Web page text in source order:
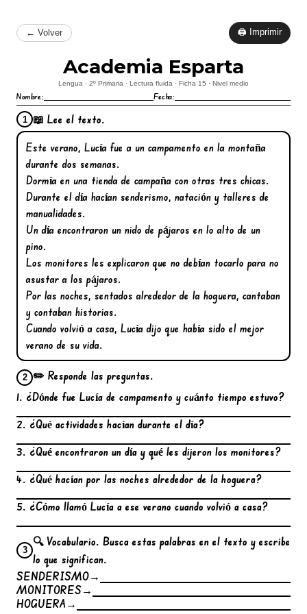
← Volver 🖨 Imprimir
Academia Esparta
Lengua · 2º Primaria · Lectura fluida · Ficha 15 · Nivel medio
Nombre: Fecha:
1 📖 Lee el texto.
Este verano, Lucía fue a un campamento en la montaña
durante dos semanas.
Dormía en una tienda de campaña con otras tres chicas.
Durante el día hacían senderismo, natación y talleres de
manualidades.
Un día encontraron un nido de pájaros en lo alto de un
pino.
Los monitores les explicaron que no debían tocarlo para no
asustar a los pájaros.
Por las noches, sentados alrededor de la hoguera, cantaban
y contaban historias.
Cuando volvió a casa, Lucía dijo que había sido el mejor
verano de su vida.
2
✏️ Responde las preguntas.
1. ¿Dónde fue Lucía de campamento y cuánto tiempo estuvo?
2. ¿Qué actividades hacían durante el día?
3. ¿Qué encontraron un día y qué les dijeron los monitores?
4. ¿Qué hacían por las noches alrededor de la hoguera?
5. ¿Cómo llamó Lucía a ese verano cuando volvió a casa?
3
🔍 Vocabulario. Busca estas palabras en el texto y escribe
lo que significan.
SENDERISMO→
MONITORES→
HOGUERA →